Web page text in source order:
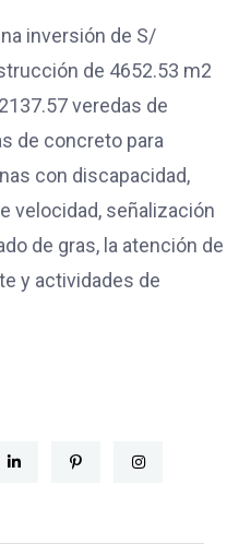
inversión de S/
de 4652.53 m2
veredas de
de concreto para
con discapacidad,
velocidad, señalización
de gras, la atención de
y actividades de